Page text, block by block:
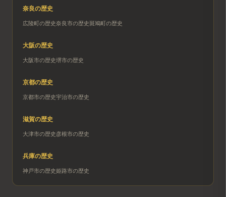
奈良の歴史
広陵町の歴史奈良市の歴史斑鳩町の歴史
大阪の歴史
大阪市の歴史堺市の歴史
京都の歴史
京都市の歴史宇治市の歴史
滋賀の歴史
大津市の歴史 彦根市の歴史
兵庫の歴史
神戸市の歴史姫路市の歴史